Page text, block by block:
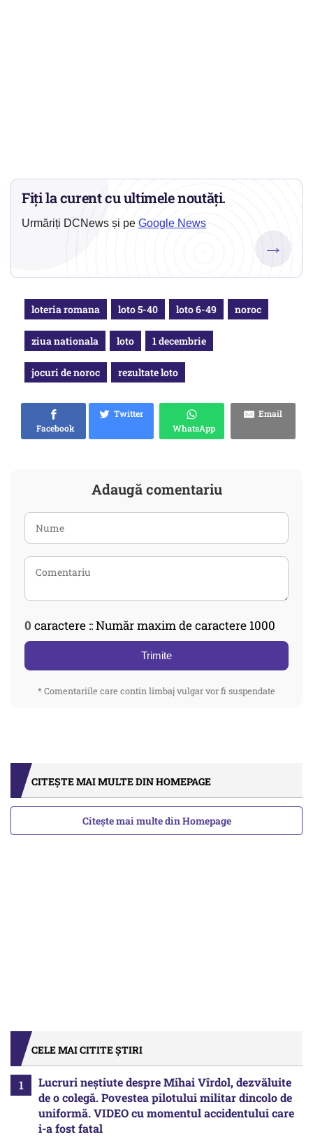
Fiți la curent cu ultimele noutăți.
Urmăriți DCNews și pe Google News
→
loteria romana loto 5-40 loto 6-49 noroc
ziua nationala loto 1 decembrie
jocuri de noroc rezultate loto
Facebook
Twitter
WhatsApp
Email
Adaugă comentariu
0 caractere :: Număr maxim de caractere 1000
Trimite
* Comentariile care contin limbaj vulgar vor fi suspendate
CITEȘTE MAI MULTE DIN HOMEPAGE
Citește mai multe din Homepage
CELE MAI CITITE ȘTIRI
Lucruri neștiute despre Mihai Vîrdol, dezvăluite
de o colegă. Povestea pilotului militar dincolo de
uniformă. VIDEO cu momentul accidentului care
i-a fost fatal